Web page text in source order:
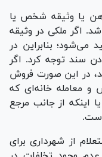
یا وثیقه شخص یا
اگر ملکی در وثیقه
بنابراین در
سند توجه کرد. اگر
در این صورت فروش
معامله خانه‌ای که
اینکه از جانب مرجع
از شهرداری برای